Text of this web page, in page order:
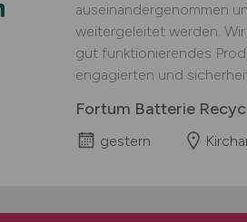
auseinandergenommen
weitergeleitet werden.
gut funktionierendes
engagierten und
Fortum Batterie
gestern